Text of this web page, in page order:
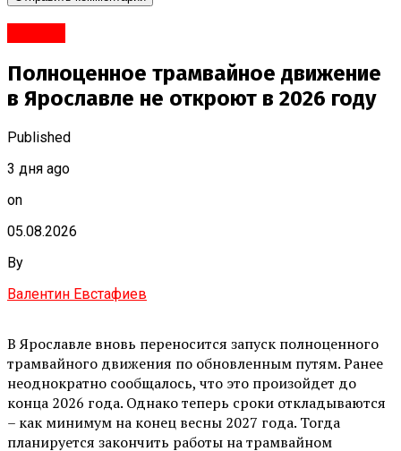
Полноценное трамвайное движение
в Ярославле не откроют в 2026 году
Published
3 дня ago
on
05.08.2026
By
Валентин Евстафиев
В Ярославле вновь переносится запуск полноценного
трамвайного движения по обновленным путям. Ранее
неоднократно сообщалось, что это произойдет до
конца 2026 года. Однако теперь сроки откладываются
– как минимум на конец весны 2027 года. Тогда
планируется закончить работы на трамвайном